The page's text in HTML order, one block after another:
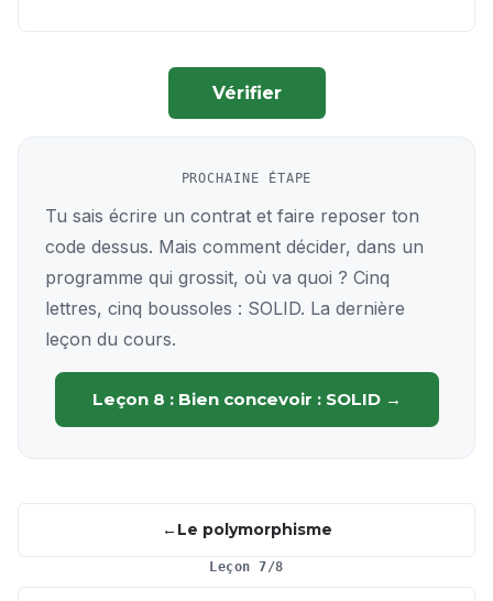
Vérifier
PROCHAINE ÉTAPE
Tu sais écrire un contrat et faire reposer ton
code dessus. Mais comment décider, dans un
programme qui grossit, où va quoi ? Cinq
lettres, cinq boussoles : SOLID. La dernière
leçon du cours.
Leçon 8 : Bien concevoir : SOLID →
Le polymorphisme
Leçon 7/8